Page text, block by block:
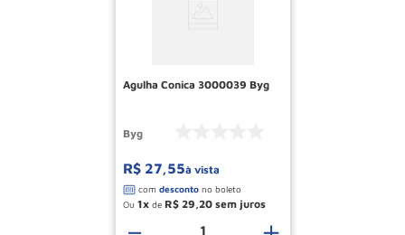
Agulha Conica 3000039 Byg
Byg
R$ 27,55à vista
Ou 1 de R$ 29 20